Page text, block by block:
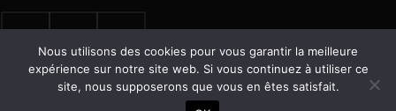
© 2025 Tasneem Couture & Beauté. Tous droits réservés. | Site
développé avec ❤️ parDot Vertex
Nous utilisons des cookies pour vous garantir la meilleure
expérience sur notre site web. Si vous continuez à utiliser ce
site, nous supposerons que vous en êtes satisfait.